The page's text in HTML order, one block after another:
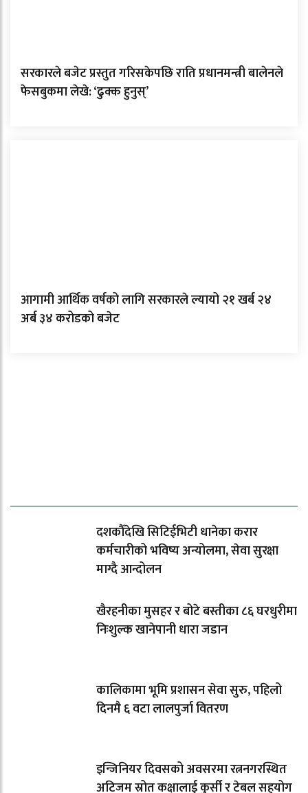
सरकारले बजेट प्रस्तुत गरिसकेपछि राति प्रधानमन्त्री बालेनले
फेसबुकमा लेखे: ‘ढुक्क हुनुस्’
आगामी आर्थिक वर्षको लागि सरकारले ल्यायो २१ खर्ब २४
अर्ब ३४ करोडको बजेट
दशकौँदेखि सिटिईभिटी धानेका करार
कर्मचारीको भविष्य अन्योलमा, सेवा सुरक्षा
माग्दै आन्दोलन
खैरहनीका मुसहर र बोटे बस्तीका ८६ घरधुरीमा
निःशुल्क खानेपानी धारा जडान
कालिकामा भूमि प्रशासन सेवा सुरु, पहिलो
दिनमै ६ वटा लालपुर्जा वितरण
इन्जिनियर दिवसको अवसरमा रत्ननगरस्थित
अटिजम स्रोत कक्षालाई कुर्सी र टेबल सहयोग